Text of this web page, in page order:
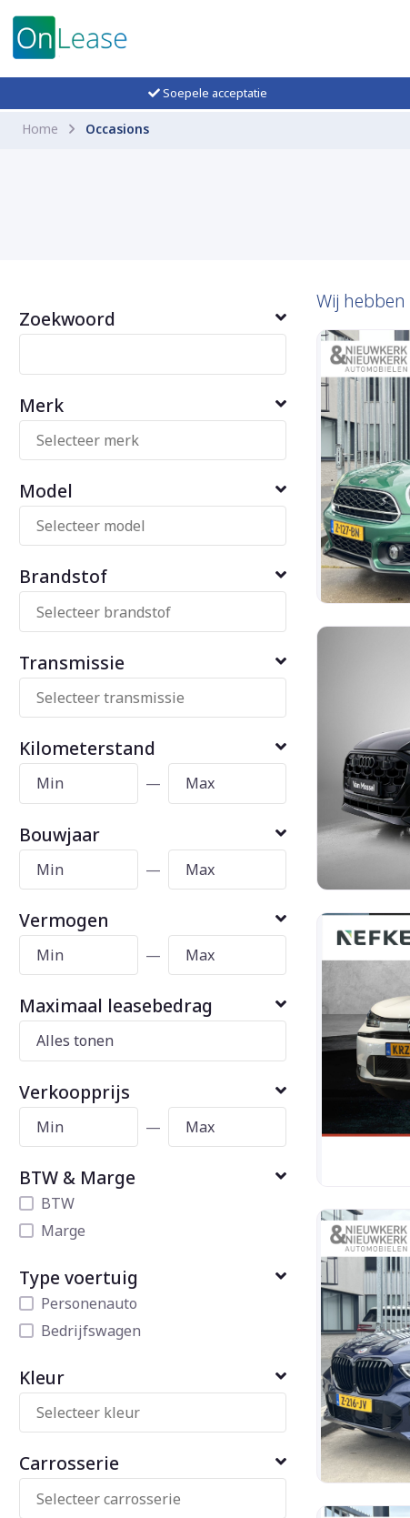
Soepele acceptatie
Home Occasions
Zoekwoord
Merk
Model
Brandstof
Transmissie
Kilometerstand
—
Bouwjaar
—
Vermogen
—
Maximaal leasebedrag
Verkoopprijs
—
BTW & Marge
BTW
Marge
Type voertuig
Personenauto
Bedrijfswagen
Kleur
Carrosserie
Wij hebben